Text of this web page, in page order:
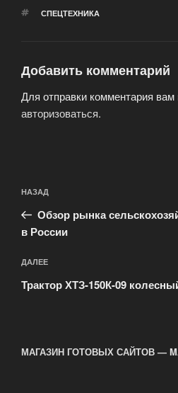
МЕТКИ
СПЕЦТЕХНИКА
Добавить комментарий
Для отправки комментария
авторизоваться.
по
записям
Предыдущая
запись:
НАЗАД
Обзор рынка
в России
Следующая
запись
ДАЛЕЕ
Трактор ХТЗ-150К-09
МАГАЗИН ГОТОВЫХ САЙТОВ —